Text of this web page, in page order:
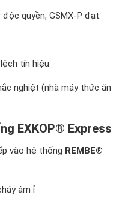
quyền, GSMX-P đạt:
tín hiệu
nghiệt (nhà máy thức ăn
EXKOP® Express
vào hệ thống REMBE®
âm ỉ